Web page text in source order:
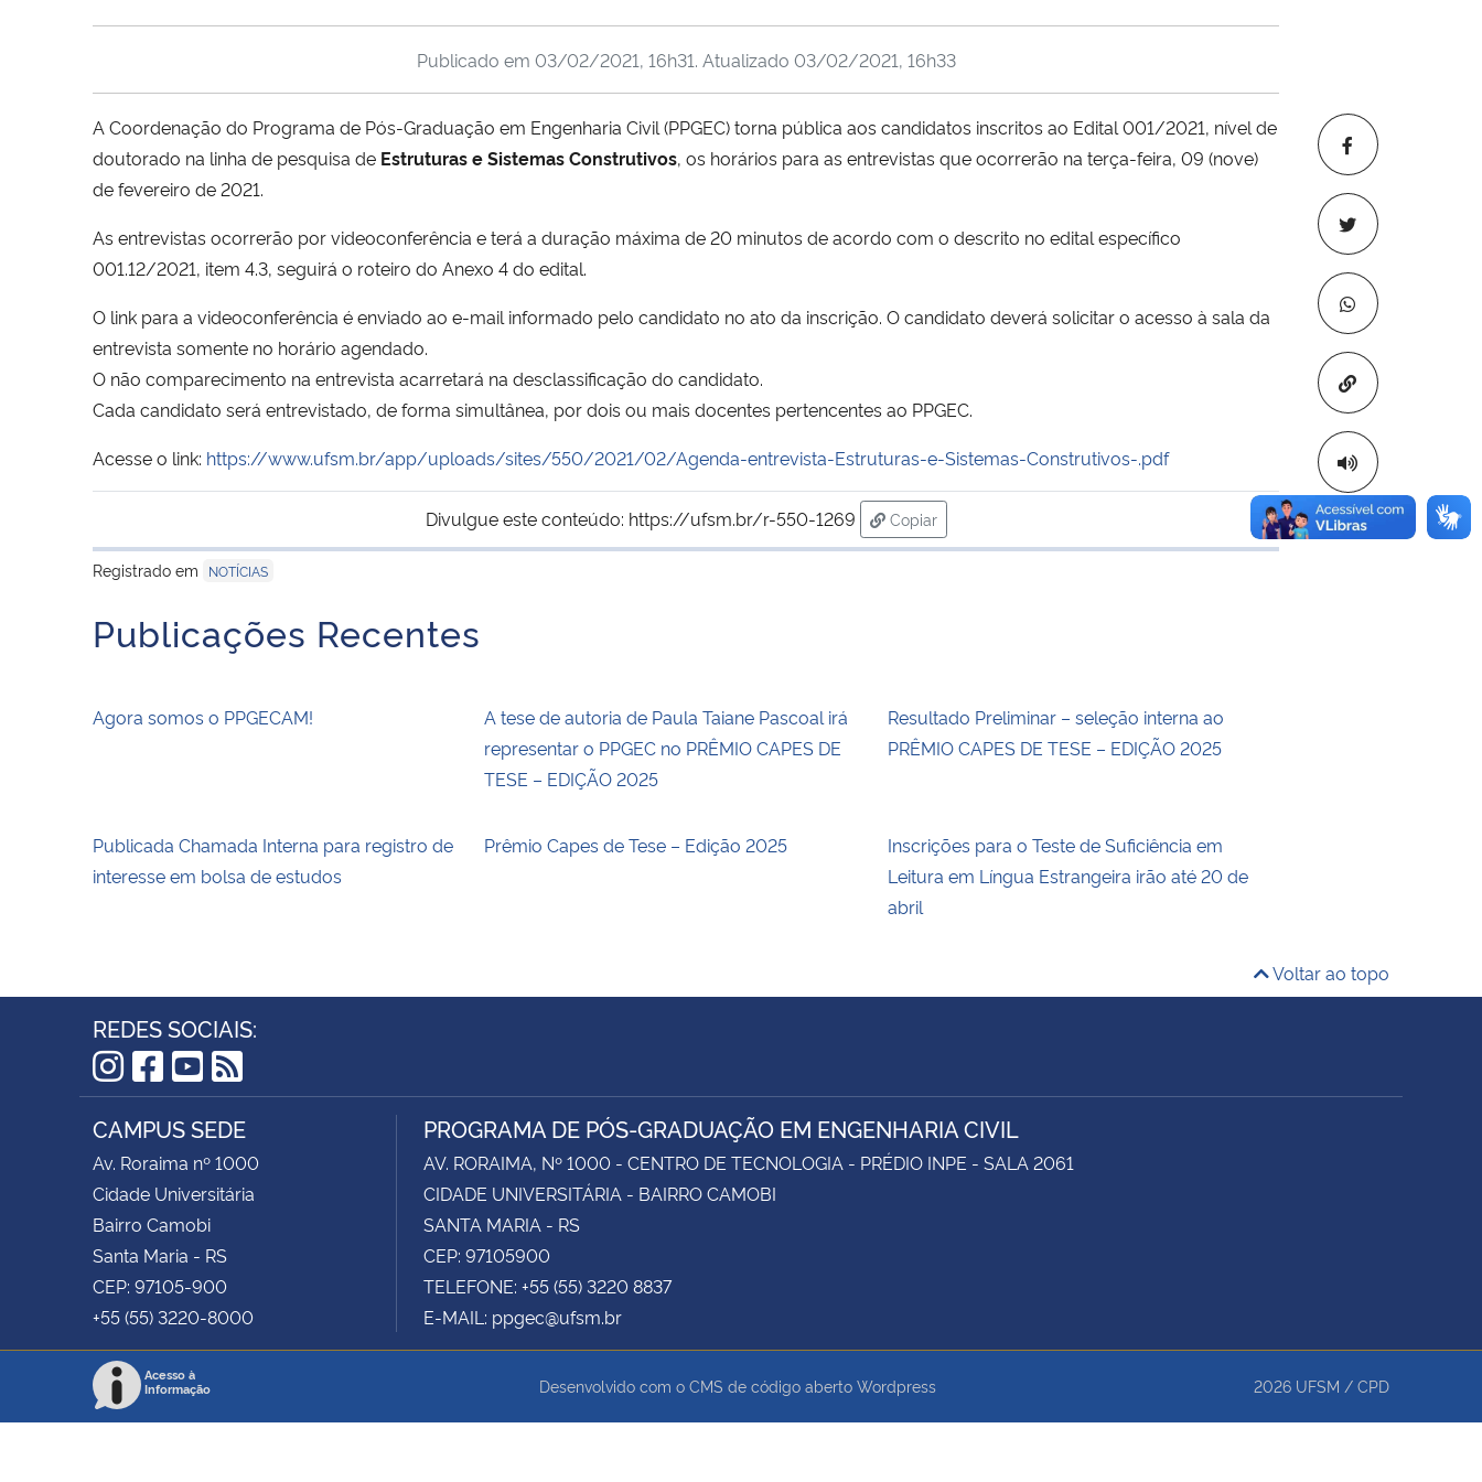
Copiar para
Publicado em 03/02/2021, 16h31. Atualizado 03/02/2021, 16h33
A Coordenação do Programa de Pós-Graduação em Engenharia Civil (PPGEC) torna pública aos candidatos inscritos ao Edital 001/2021, nível de
doutorado na linha de pesquisa de Estruturas e Sistemas Construtivos, os horários para as entrevistas que ocorrerão na terça-feira, 09 (nove)
de fevereiro de 2021.
As entrevistas ocorrerão por videoconferência e terá a duração máxima de 20 minutos de acordo com o descrito no edital específico
001.12/2021, item 4.3, seguirá o roteiro do Anexo 4 do edital.
O link para a videoconferência é enviado ao e-mail informado pelo candidato no ato da inscrição. O candidato deverá solicitar o acesso à sala da
entrevista somente no horário agendado.
O não comparecimento na entrevista acarretará na desclassificação do candidato.
Cada candidato será entrevistado, de forma simultânea, por dois ou mais docentes pertencentes ao PPGEC.
Acesse o link: https://www.ufsm.br/app/uploads/sites/550/2021/02/Agenda-entrevista-Estruturas-e-Sistemas-Construtivos-.pdf
Divulgue este conteúdo: https://ufsm.br/r-550-1269
Copiar
para área de transferência
Registrado em
NOTÍCIAS
Publicações Recentes
Agora somos o PPGECAM!
A tese de autoria de Paula Taiane Pascoal irá
representar o PPGEC no PRÊMIO CAPES DE
TESE – EDIÇÃO 2025
Resultado Preliminar – seleção interna ao
PRÊMIO CAPES DE TESE – EDIÇÃO 2025
Publicada Chamada Interna para registro de
interesse em bolsa de estudos
Prêmio Capes de Tese – Edição 2025
Inscrições para o Teste de Suficiência em
Leitura em Língua Estrangeira irão até 20 de
abril
Voltar ao topo
REDES SOCIAIS:
Instagram
Facebook
YouTube
RSS
CAMPUS SEDE
Av. Roraima nº 1000
Cidade Universitária
Bairro Camobi
Santa Maria - RS
CEP: 97105-900
+55 (55) 3220-8000
PROGRAMA DE PÓS-GRADUAÇÃO EM ENGENHARIA CIVIL
AV. RORAIMA, Nº 1000 - CENTRO DE TECNOLOGIA - PRÉDIO INPE - SALA 2061
CIDADE UNIVERSITÁRIA - BAIRRO CAMOBI
SANTA MARIA - RS
CEP: 97105900
TELEFONE: +55 (55) 3220 8837
E-MAIL: ppgec@ufsm.br
Acesso à
Informação
Desenvolvido com o CMS de código aberto Wordpress 2026 UFSM / CPD